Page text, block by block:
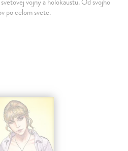
po celom svete.